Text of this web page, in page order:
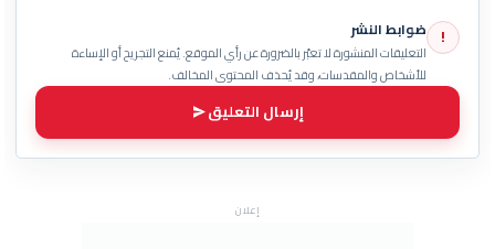
! ضوابط النشر
التعليقات المنشورة لا تعبّر بالضرورة عن رأي الموقع. يُمنع التجريح أو الإساءة
للأشخاص والمقدسات، وقد يُحذف المحتوى المخالف.
إرسال التعليق
إعلان